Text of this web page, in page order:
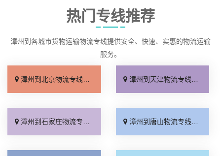
热门专线推荐
漳州到各城市货物运输物流专线提供安全、快速、实惠的物流运输
服务。
漳州到北京物流专线_收费标准「服务周到」 漳州到天津物流专线_直达特快专线「需要几天」
漳州到石家庄物流专线_专线快运「全境到达」 漳州到唐山物流专线_高速快运「快速响应」